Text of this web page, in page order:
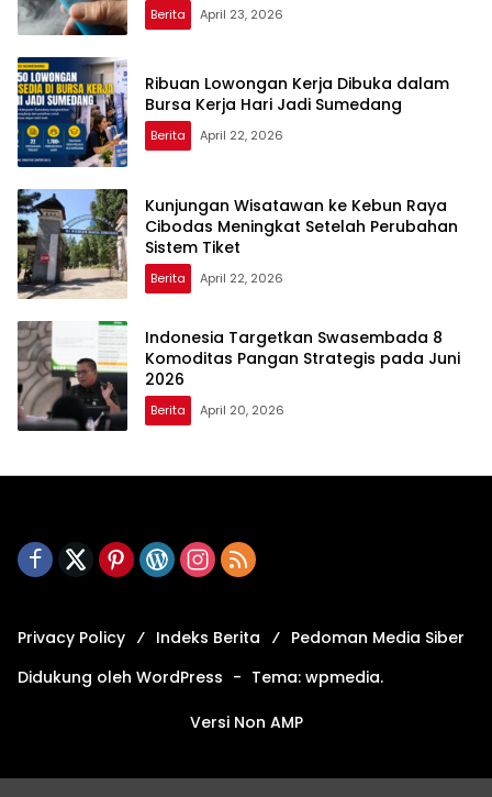
Berita April 23, 2026
Ribuan Lowongan Kerja Dibuka dalam
Bursa Kerja Hari Jadi Sumedang
Berita April 22, 2026
Kunjungan Wisatawan ke Kebun Raya
Cibodas Meningkat Setelah Perubahan
Sistem Tiket
Berita April 22, 2026
Indonesia Targetkan Swasembada 8
Komoditas Pangan Strategis pada Juni
2026
Berita April 20, 2026
Privacy Policy Indeks Berita
Pedoman Media Siber
Didukung oleh WordPress - Tema: wpmedia.
Versi Non AMP